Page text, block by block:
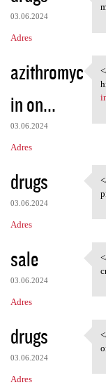
03.06.2024
Adres
azithromyc
in on...
03.06.2024
Adres
drugs
03.06.2024
Adres
sale
03.06.2024
Adres
drugs
03.06.2024
Adres